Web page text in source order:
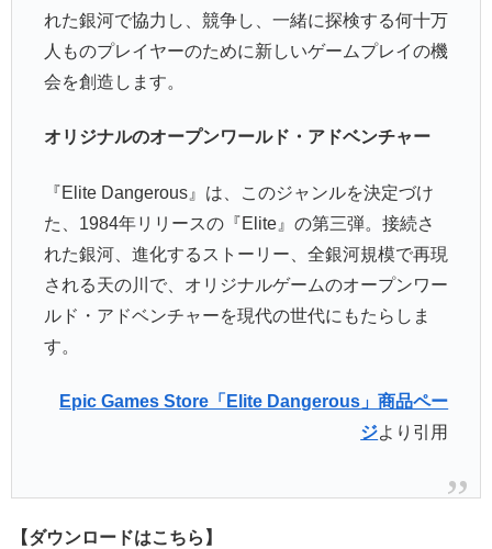
れた銀河で協力し、競争し、一緒に探検する何十万
人ものプレイヤーのために新しいゲームプレイの機
会を創造します。
オリジナルのオープンワールド・アドベンチャー
『Elite Dangerous』は、このジャンルを決定づけ
た、1984年リリースの『Elite』の第三弾。接続さ
れた銀河、進化するストーリー、全銀河規模で再現
される天の川で、オリジナルゲームのオープンワー
ルド・アドベンチャーを現代の世代にもたらしま
す。
Epic Games Store「Elite Dangerous」商品ペー
ジより引用
【ダウンロードはこちら】